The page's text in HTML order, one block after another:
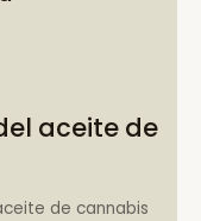
aceite de
de cannabis